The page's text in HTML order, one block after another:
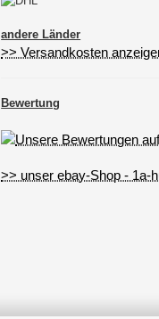
andere Länder
>> Versandkosten
Bewertung
>> unser ebay-Shop - 1a-